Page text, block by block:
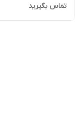
تماس بگیرید